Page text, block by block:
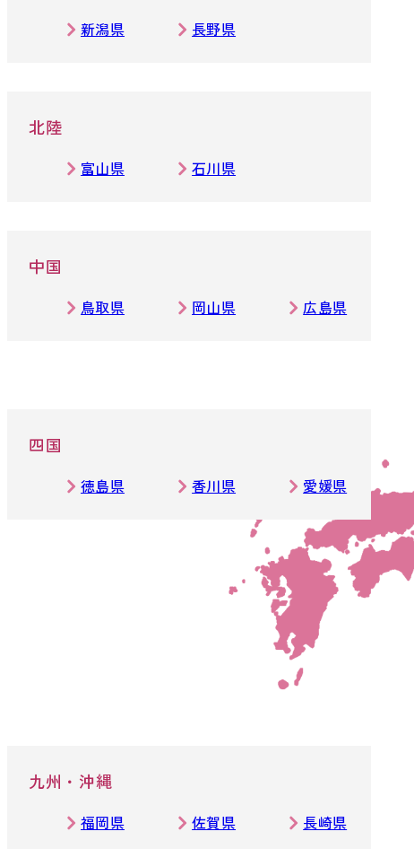
新潟県 長野県
北陸
富山県 石川県
中国
鳥取県 岡山県 広島県
四国
徳島県 香川県 愛媛県
九州・沖縄
福岡県 佐賀県
長崎県